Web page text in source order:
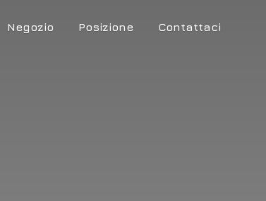
Negozio Posizione Contattaci